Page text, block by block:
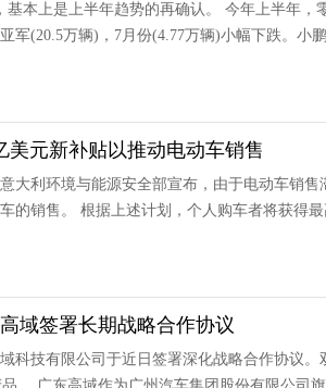
基本上是上半年趋势的再确认。 今年上半年，
军(20.5万辆)，7月份(4.77万辆)小幅下跌。小
美元新补贴以推动电动车销售
大利环境与能源安全部宣布，由于电动车销
的销售。 根据上述计划，个人购车者将获得
域签署长期战略合作协议
科技有限公司于近日签署深化战略合作协议